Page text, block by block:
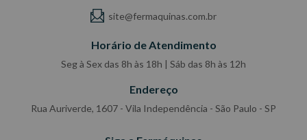
site@fermaquinas.com.br
Horário de Atendimento
Seg à Sex das 8h às 18h | Sáb das 8h às 12h
Endereço
Rua Auriverde, 1607 - Vila Independência - São Paulo - SP